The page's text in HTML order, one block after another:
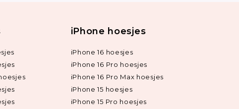
iPhone hoesjes
iPhone 16 hoesjes
iPhone 16 Pro hoesjes
iPhone 16 Pro Max hoesjes
iPhone 15 hoesjes
iPhone 15 Pro hoesjes